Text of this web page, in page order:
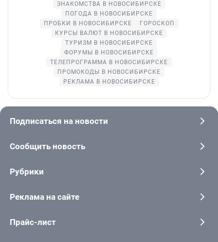
ЗНАКОМСТВА В НОВОСИБИРСКЕ
ПОГОДА В НОВОСИБИРСКЕ
ПРОБКИ В НОВОСИБИРСКЕ
ГОРОСКОП
КУРСЫ ВАЛЮТ В НОВОСИБИРСКЕ
ТУРИЗМ В НОВОСИБИРСКЕ
ФОРУМЫ В НОВОСИБИРСКЕ
ТЕЛЕПРОГРАММА В НОВОСИБИРСКЕ
ПРОМОКОДЫ В НОВОСИБИРСКЕ
РЕКЛАМА В НОВОСИБИРСКЕ
Подписаться на новости
Сообщить новость
Рубрики
Реклама на сайте
Прайс-лист